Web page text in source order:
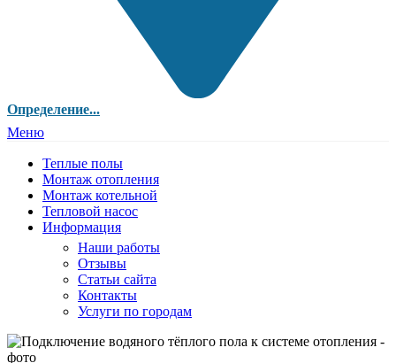
Определение...
Меню
Теплые полы
Монтаж отопления
Монтаж котельной
Тепловой насос
Информация
Наши работы
Отзывы
Статьи сайта
Контакты
Услуги по городам